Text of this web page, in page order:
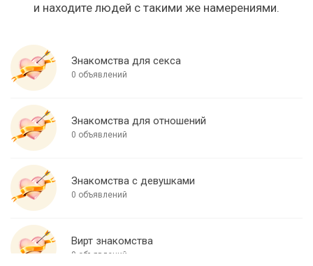
и находите людей с такими же намерениями.
Знакомства для секса
0 объявлений
Знакомства для отношений
0 объявлений
Знакомства с девушками
0 объявлений
Вирт знакомства
0 объявлений